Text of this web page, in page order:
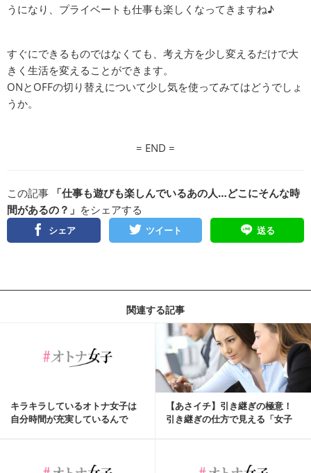
うになり、プライベートも仕事も楽しくなってきますね♪
すぐにできるものではなくても、考え方を少し変えるだけで大
きく生活を変えることができます。
ONとOFFの切り替えについて少し気を使ってみてはどうでしょ
うか。
= END =
この記事
「仕事も遊びも楽しんでいるあの人…どこにそんな時
間があるの？」 をシェアする
シェア ツイート 送る
関連する記事
キラキラしているオトナ女子は
自分時間が充実しているんで
【あさイチ】引き継ぎの極意！
引き継ぎの仕方で見える「女子